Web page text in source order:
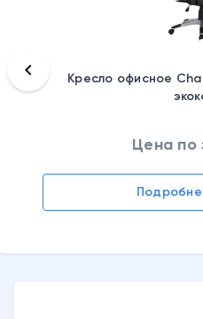
Кресло офисное
Цена по
keyboard_arrow_left